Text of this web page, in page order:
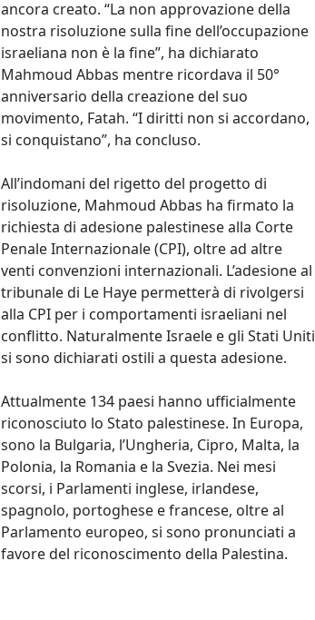
ancora creato. “La non approvazione della
nostra risoluzione sulla fine dell’occupazione
israeliana non è la fine”, ha dichiarato
Mahmoud Abbas mentre ricordava il 50°
anniversario della creazione del suo
movimento, Fatah. “I diritti non si accordano,
si conquistano”, ha concluso.
All’indomani del rigetto del progetto di
risoluzione, Mahmoud Abbas ha firmato la
richiesta di adesione palestinese alla Corte
Penale Internazionale (CPI), oltre ad altre
venti convenzioni internazionali. L’adesione al
tribunale di Le Haye permetterà di rivolgersi
alla CPI per i comportamenti israeliani nel
conflitto. Naturalmente Israele e gli Stati Uniti
si sono dichiarati ostili a questa adesione.
Attualmente 134 paesi hanno ufficialmente
riconosciuto lo Stato palestinese. In Europa,
sono la Bulgaria, l’Ungheria, Cipro, Malta, la
Polonia, la Romania e la Svezia. Nei mesi
scorsi, i Parlamenti inglese, irlandese,
spagnolo, portoghese e francese, oltre al
Parlamento europeo, si sono pronunciati a
favore del riconoscimento della Palestina.